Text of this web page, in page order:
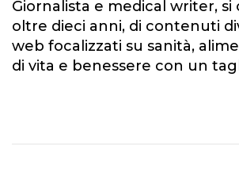
Giornalista e medical writer, si
oltre dieci anni, di contenuti
web focalizzati su sanità,
di vita e benessere con un